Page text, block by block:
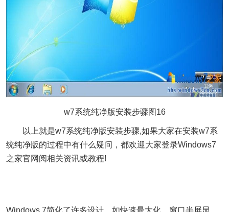
w7系统纯净版安装步骤图16
以上就是w7系统纯净版安装步骤,如果大家在安装w7系
统纯净版的过程中有什么疑问，都欢迎大家登录Windows7
之家官网阅相关资讯或教程!
Windows 7简化了许多设计，如快速最大化，窗口半屏显